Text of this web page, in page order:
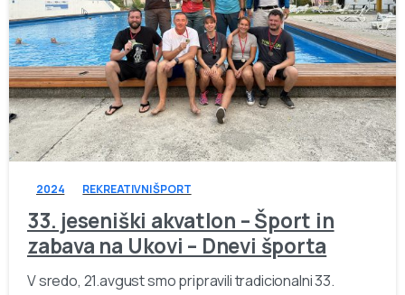
-
2024 REKREATIVNI ŠPORT
33. jeseniški akvatlon – Šport in
zabava na Ukovi – Dnevi športa
V sredo, 21.avgust smo pripravili tradicionalni 33.